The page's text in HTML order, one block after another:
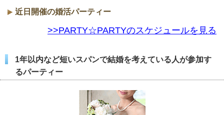
近日開催の婚活パーティー
>>PARTY☆PARTYのスケジュールを見る
1年以内など短いスパンで結婚を考えている人が参加す
るパーティー